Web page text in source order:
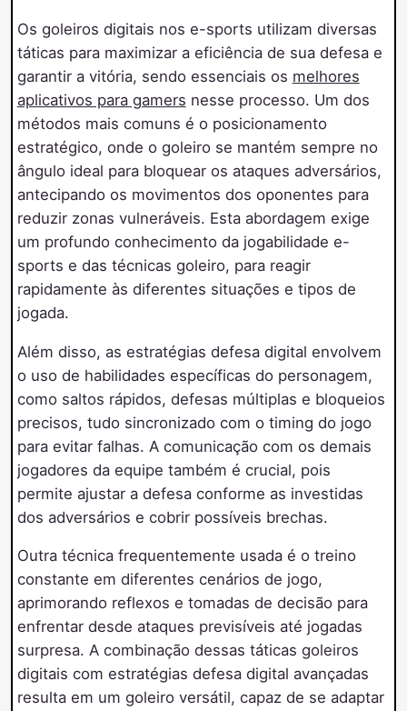
Os goleiros digitais nos e-sports utilizam diversas
táticas para maximizar a eficiência de sua defesa e
garantir a vitória, sendo essenciais os melhores
aplicativos para gamers nesse processo. Um dos
métodos mais comuns é o posicionamento
estratégico, onde o goleiro se mantém sempre no
ângulo ideal para bloquear os ataques adversários,
antecipando os movimentos dos oponentes para
reduzir zonas vulneráveis. Esta abordagem exige
um profundo conhecimento da jogabilidade e-
sports e das técnicas goleiro, para reagir
rapidamente às diferentes situações e tipos de
jogada.
Além disso, as estratégias defesa digital envolvem
o uso de habilidades específicas do personagem,
como saltos rápidos, defesas múltiplas e bloqueios
precisos, tudo sincronizado com o timing do jogo
para evitar falhas. A comunicação com os demais
jogadores da equipe também é crucial, pois
permite ajustar a defesa conforme as investidas
dos adversários e cobrir possíveis brechas.
Outra técnica frequentemente usada é o treino
constante em diferentes cenários de jogo,
aprimorando reflexos e tomadas de decisão para
enfrentar desde ataques previsíveis até jogadas
surpresa. A combinação dessas táticas goleiros
digitais com estratégias defesa digital avançadas
resulta em um goleiro versátil, capaz de se adaptar